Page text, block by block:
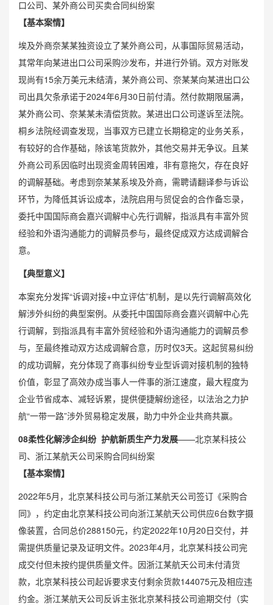
口公司、某外商公司买卖合同纠纷案
【基本案情】
埃及外商奈某某独资设立了某外商公司，从事国际贸易活动，
其常年向某进出口公司采购沙发布，并进行外销。双方对账发
现尚有15余万美元未结清，某外商公司、奈某某向某进出口公
司出具欠条承诺于2024年6月30日前付清。然付款期限届满，
某外商公司、奈某某未清偿货款。某进出口公司遂诉至法院。
桐乡法院经调查发现，当事双方已建立长期稳定的业务关系，
有较好的合作基础，除该笔货款外，其他交易并无争议。且某
外商公司系因临时出现资金周转困难，非有意拖欠，存在良好
的调解基础。考虑到奈某某系埃及外商，需聘请翻译参与诉讼
环节，为降低其诉讼成本，法院启用与贸促会的合作备忘录，
委托中国国际商会嘉兴调解中心先行调解，指派具有丰富外贸
经验和外语沟通能力的调解员参与，最终促成双方达成调解合
意。
【典型意义】
本案充分发挥“诉调对接+中立评估”机制，是以先行调解高效化
解涉外纠纷的典型案例。从委托中国国际商会嘉兴调解中心先
行调解，到指派具有丰富外贸经验和外语沟通能力的调解员参
与，至最终推动双方达成调解合意，历时仅3天。这起贸易纠纷
的成功调解，充分体现了商事纠纷专业型诉调对接机制的独特
价值，彰显了高效办成当事人一件事的浙江速度，最大程度为
企业节省成本、减轻诉累，提供便捷解纷途径，以法治之力护
航“一带一路”涉外贸易稳定发展，助力中外企业共商共赢。
08柔性化解涉企纠纷 护航新质生产力发展——北京某科技公
司、浙江某航天公司采购合同纠纷案
【基本案情】
2022年5月，北京某科技公司与浙江某航天公司签订《采购合
同》，约定由北京某科技公司向浙江某航天公司供应6台数字摄
像装置，合同总价288150元，约定2022年10月20日交付，并
需提供质量记录及证明文件。2023年4月，北京某科技公司完
成交付但未按约提供质量文件。因浙江某航天公司未付清货
款，北京某科技公司起诉要求支付剩余货款144075元及相应违
约金。浙江某航天公司反诉主张北京某科技公司逾期交付（实